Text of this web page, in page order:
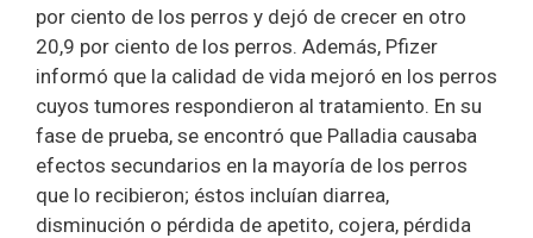
por ciento de los perros y dejó de crecer en otro
20,9 por ciento de los perros. Además, Pfizer
informó que la calidad de vida mejoró en los perros
cuyos tumores respondieron al tratamiento. En su
fase de prueba, se encontró que Palladia causaba
efectos secundarios en la mayoría de los perros
que lo recibieron; éstos incluían diarrea,
disminución o pérdida de apetito, cojera, pérdida